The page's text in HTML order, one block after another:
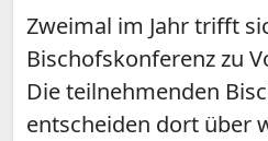
Zweimal im Jahr trifft
Bischofskonferenz zu
Die teilnehmenden
entscheiden dort über